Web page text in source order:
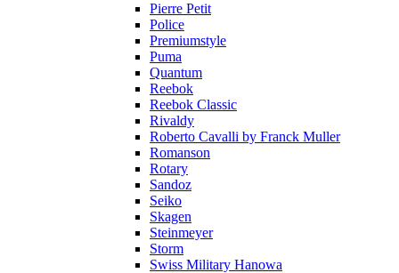
Pierre Petit
Police
Premiumstyle
Puma
Quantum
Reebok
Reebok Classic
Rivaldy
Roberto Cavalli by Franck Muller
Romanson
Rotary
Sandoz
Seiko
Skagen
Steinmeyer
Storm
Swiss Military Hanowa